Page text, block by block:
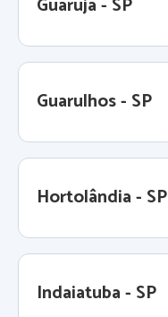
Guarujá - SP
Guarulhos - SP
Hortolândia - SP
Indaiatuba - SP